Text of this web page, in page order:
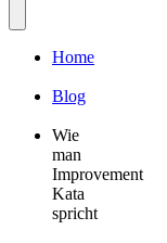
Home
Blog
Wie
man
Improvement
Kata
spricht